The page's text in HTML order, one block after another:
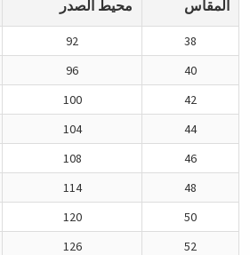
المقاس محيط الصدر
38
92
40
96
42
100
44
104
46
108
48
114
50
120
52
126